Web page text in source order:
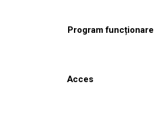
Program funcționare
Acces